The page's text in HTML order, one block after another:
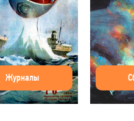
Журналы